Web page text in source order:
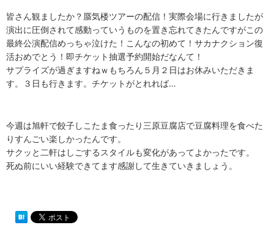
皆さん観ましたか？蜃気楼ツアーの配信！実際会場に行きましたが
演出に圧倒されて感動っていうものを置き忘れてきたんですがこの
最終公演配信めっちゃ泣けた！こんなの初めて！サカナクション復
活おめでとう！即チケット抽選予約開始だなんて！
サプライズが過ぎますねｗもちろん５月２日はお休みいただきま
す。３日も行きます。チケットがとれれば…
今週は旭軒で餃子しこたま食ったり三原豆腐店で豆腐料理を食べた
りすんごい楽しかったんです。
サクッと二軒はしごするスタイルも変化があってよかったです。
死ぬ前にいい経験できてます感謝して生きていきましょう。